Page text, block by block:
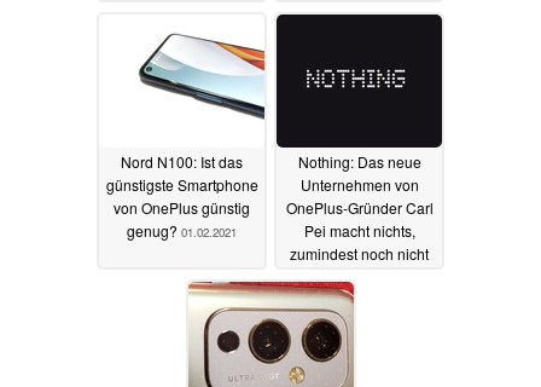
06.02.2021
Nord N100: Ist das
günstigste Smartphone
von OnePlus günstig
genug? 01.02.2021
Nothing: Das neue
Unternehmen von
OnePlus-Gründer Carl
Pei macht nichts,
zumindest noch nicht
27.01.2021